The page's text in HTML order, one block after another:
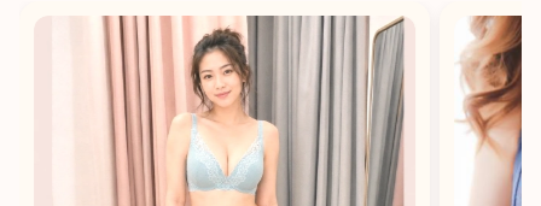
港澳中文
English